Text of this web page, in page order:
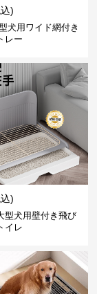
)
犬用ワイド網付き
レー
)
型犬用壁付き飛び
イレ